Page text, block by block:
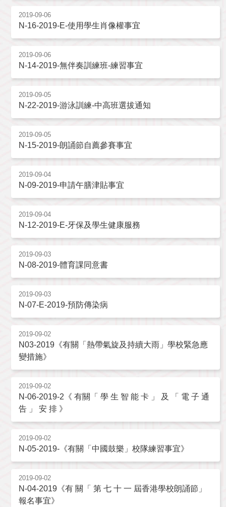
2019-09-06
N-16-2019-E-使用學生肖像權事宜
2019-09-06
N-14-2019-無伴奏訓練班-練習事宜
2019-09-05
N-22-2019-游泳訓練-中高班選拔通知
2019-09-05
N-15-2019-朗誦節自薦參賽事宜
2019-09-04
N-09-2019-申請午膳津貼事宜
2019-09-04
N-12-2019-E-牙保及學生健康服務
2019-09-03
N-08-2019-體育課同意書
2019-09-03
N-07-E-2019-預防傳染病
2019-09-02
N03-2019《有關「熱帶氣旋及持續大雨」學校緊急應
變措施》
2019-09-02
N-06-2019-2《 有關「 學 生 智 能 卡 」 及 「 電 子 通
告 」 安 排 》
2019-09-02
N-05-2019-《有關「中國鼓樂」校隊練習事宜》
2019-09-02
N-04-2019《有 關「 第 七 十 一 屆香港學校朗誦節」
報名事宜》